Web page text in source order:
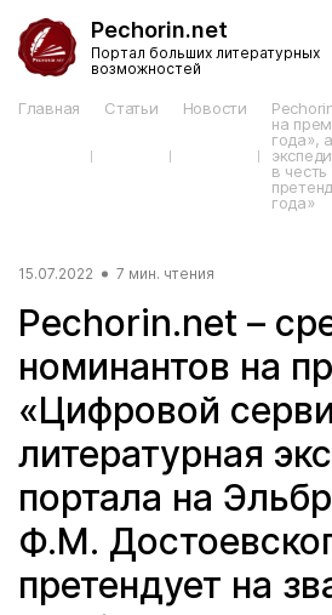
Pechorin.net
Портал больших литературных
возможностей
Главная Статьи Новости
на
года»,
в
года»
Pechorin.net –
номинантов на
«Цифровой
литературная
портала на
Ф.М.
претендует на
15.07.2022 7 мин. чтения